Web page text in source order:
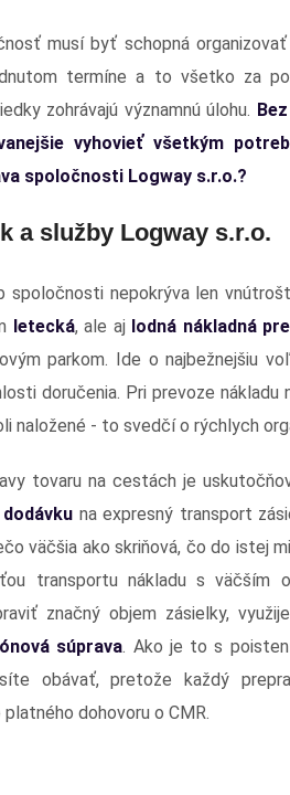
musí byť schopná
termíne a to všetko za
zohrávajú významnú úlohu.
vyhovieť všetkým
spoločnosti Logway s.r.o.?
a služby Logway s.r.o.
spoločnosti nepokrýva len
letecká, ale aj lodná nákladná
parkom. Ide o najbežnejšiu
doručenia. Pri prevoze
naložené - to svedčí o rýchlych
tovaru na cestách je
na expresný transport
väčšia ako skriňová, čo do istej
transportu nákladu s väčším
značný objem zásielky,
súprava. Ako je to s
obávať, pretože každý
dohovoru o CMR.